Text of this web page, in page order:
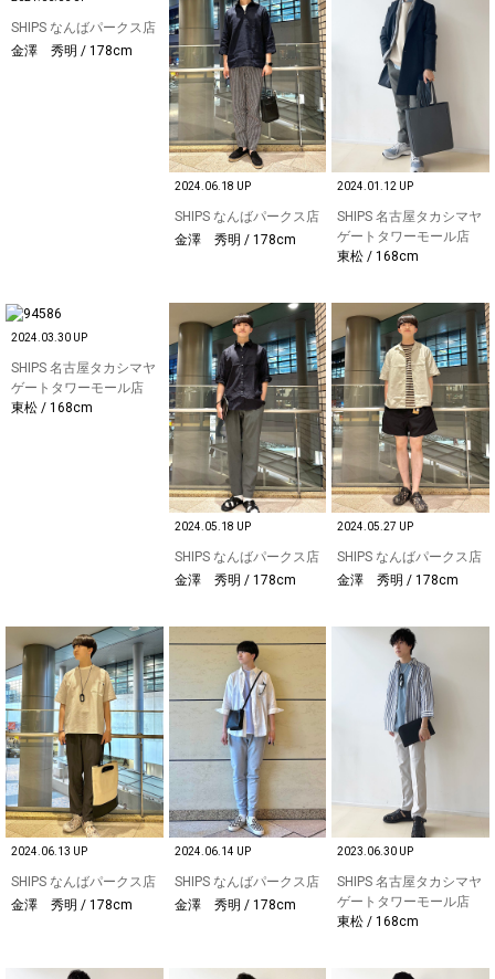
SHIPS なんばパークス店
金澤 秀明 / 178cm
2024.06.18 UP
SHIPS なんばパークス店
金澤 秀明 / 178cm
2024.01.12 UP
SHIPS 名古屋タカシマヤ
ゲートタワーモール店
東松 / 168cm
2024.03.30 UP
SHIPS 名古屋タカシマヤ
ゲートタワーモール店
東松 / 168cm
2024.05.18 UP
SHIPS なんばパークス店
金澤 秀明 / 178cm
2024.05.27 UP
SHIPS なんばパークス店
金澤 秀明 / 178cm
2024.06.13 UP
SHIPS なんばパークス店
金澤 秀明 / 178cm
2024.06.14 UP
SHIPS なんばパークス店
金澤 秀明 / 178cm
2023.06.30 UP
SHIPS 名古屋タカシマヤ
ゲートタワーモール店
東松 / 168cm